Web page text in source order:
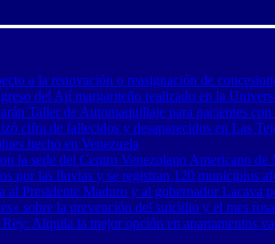
a la renovación o reasignación de
del Ají margariteño realizado en la
Taller de Automaquillaje para pacientes con
cifra de fallecidos y desaparecidos en Las
hecho en Venezuela
la sede del Centro Venezolano Americano de
por las lluvias y se registran 120 municipios
Presidente Maduro y al gobernador Lacava
sobre la prevención del suicidio y el mes rosa
Alquila la mejor opción en apartamentos